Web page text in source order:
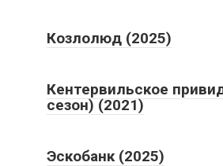
Козлолюд (2025)
Кентервильское
сезон) (2021)
Эскобанк (2025)